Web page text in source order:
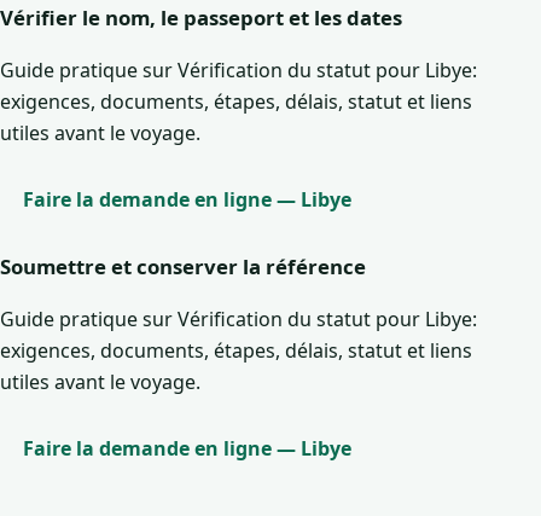
Vérifier le nom, le passeport et les dates
Guide pratique sur Vérification du statut pour Libye:
exigences, documents, étapes, délais, statut et liens
utiles avant le voyage.
Faire la demande en ligne — Libye
Soumettre et conserver la référence
Guide pratique sur Vérification du statut pour Libye:
exigences, documents, étapes, délais, statut et liens
utiles avant le voyage.
Faire la demande en ligne — Libye